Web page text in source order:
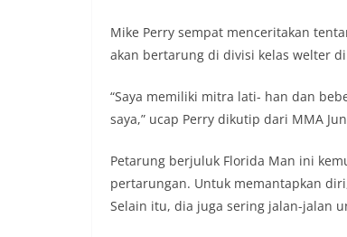
Mike Perry sempat menceritakan
akan bertarung di divisi kelas welter di
“Saya memiliki mitra lati- han dan
saya,” ucap Perry dikutip dari MMA
Petarung berjuluk Florida Man ini
pertarungan. Untuk memantapkan
Selain itu, dia juga sering jalan-jalan